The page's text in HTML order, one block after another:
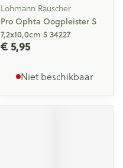
Lohmann Rauscher
Pro Ophta Oogpleister S
7,2x10,0cm 5 34227
€ 5,95
Niet beschikbaar